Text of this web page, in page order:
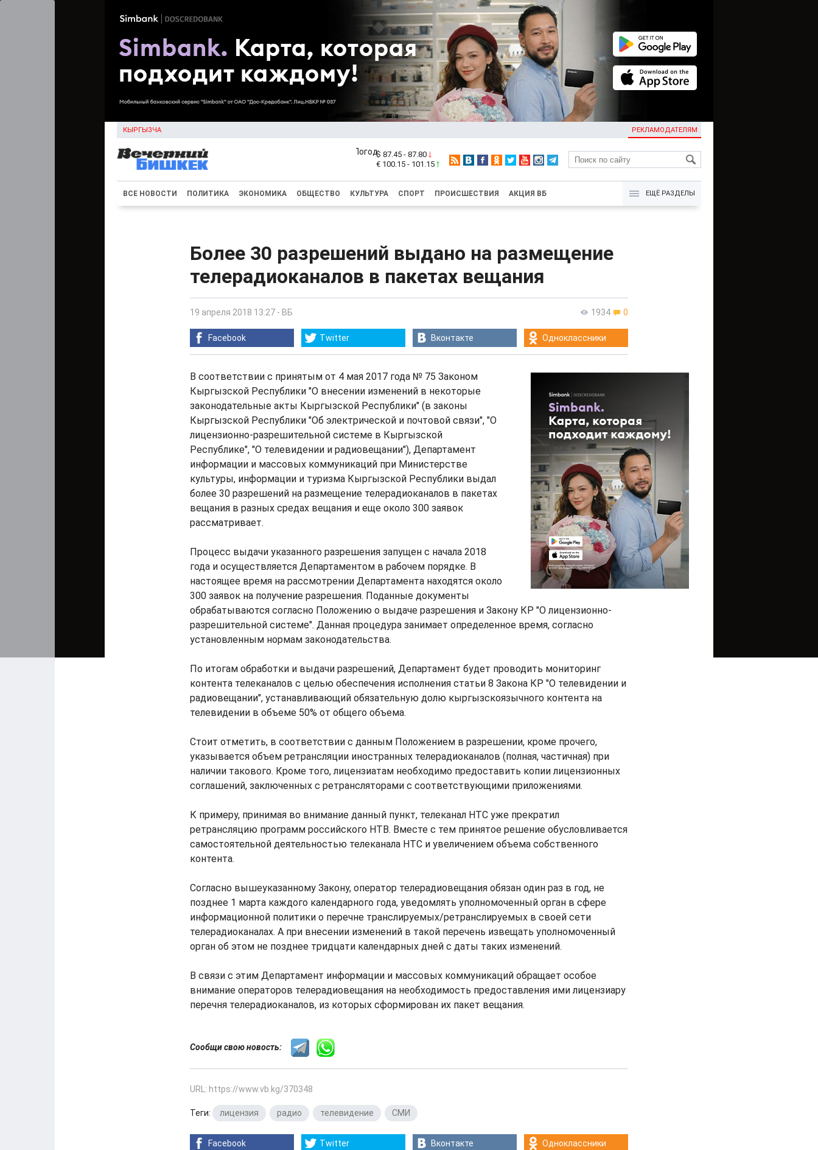
КЫРГЫЗЧА РЕКЛАМОДАТЕЛЯМ
KG
$ 87.45 - 87.80
€ 100.15 - 101.15
ВСЕ НОВОСТИ ПОЛИТИКА ЭКОНОМИКА ОБЩЕСТВО КУЛЬТУРА СПОРТ ПРОИСШЕСТВИЯ АКЦИЯ ВБ ЕЩЁ РАЗДЕЛЫ
Более 30 разрешений выдано на размещение
телерадиоканалов в пакетах вещания
1934 0
19 апреля 2018 13:27 - ВБ
Facebook Twitter Вконтакте Одноклассники
В соответствии с принятым от 4 мая 2017 года № 75 Законом
Кыргызской Республики "О внесении изменений в некоторые
законодательные акты Кыргызской Республики" (в законы
Кыргызской Республики "Об электрической и почтовой связи", "О
лицензионно-разрешительной системе в Кыргызской
Республике", "О телевидении и радиовещании"), Департамент
информации и массовых коммуникаций при Министерстве
культуры, информации и туризма Кыргызской Республики выдал
более 30 разрешений на размещение телерадиоканалов в пакетах
вещания в разных средах вещания и еще около 300 заявок
рассматривает.
Процесс выдачи указанного разрешения запущен с начала 2018
года и осуществляется Департаментом в рабочем порядке. В
настоящее время на рассмотрении Департамента находятся около
300 заявок на получение разрешения. Поданные документы
обрабатываются согласно Положению о выдаче разрешения и Закону КР "О лицензионно-
разрешительной системе". Данная процедура занимает определенное время, согласно
установленным нормам законодательства.
По итогам обработки и выдачи разрешений, Департамент будет проводить мониторинг
контента телеканалов с целью обеспечения исполнения статьи 8 Закона КР "О телевидении и
радиовещании", устанавливающий обязательную долю кыргызскоязычного контента на
телевидении в объеме 50% от общего объема.
Стоит отметить, в соответствии с данным Положением в разрешении, кроме прочего,
указывается объем ретрансляции иностранных телерадиоканалов (полная, частичная) при
наличии такового. Кроме того, лицензиатам необходимо предоставить копии лицензионных
соглашений, заключенных с ретрансляторами с соответствующими приложениями.
К примеру, принимая во внимание данный пункт, телеканал НТС уже прекратил
ретрансляцию программ российского НТВ. Вместе с тем принятое решение обусловливается
самостоятельной деятельностью телеканала НТС и увеличением объема собственного
контента.
Согласно вышеуказанному Закону, оператор телерадиовещания обязан один раз в год, не
позднее 1 марта каждого календарного года, уведомлять уполномоченный орган в сфере
информационной политики о перечне транслируемых/ретранслируемых в своей сети
телерадиоканалах. А при внесении изменений в такой перечень извещать уполномоченный
орган об этом не позднее тридцати календарных дней с даты таких изменений.
В связи с этим Департамент информации и массовых коммуникаций обращает особое
внимание операторов телерадиовещания на необходимость предоставления ими лицензиару
перечня телерадиоканалов, из которых сформирован их пакет вещания.
Сообщи свою новость:
URL: https://www.vb.kg/370348
Теги: лицензия радио телевидение СМИ
Facebook Twitter Вконтакте Одноклассники